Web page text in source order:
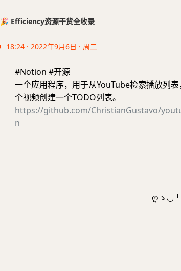
🎉 Efficiency资源干货全收录
18:24 · 2022年9月6日 · 周二
#Notion #开源
一个应用程序，用于从YouTube检索播放列
个视频创建一个TODO列表。
https://github.com/ChristianGustavo/
n
ღゝ